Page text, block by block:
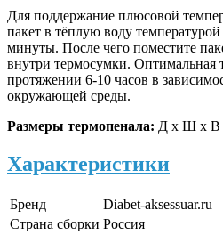
Для поддержание плюсовой
пакет в тёплую воду
минуты. После чего поместите
внутри термосумки. Оптимальная
протяжении 6-10 часов в
окружающей среды.
Размеры термопенала: Д х Ш х В
Характеристики
Бренд
Diabet-aksessuar.ru
Страна сборки Россия